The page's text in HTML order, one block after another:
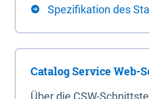
Spezifikation des
Catalog Service Web-
Über die CSW-